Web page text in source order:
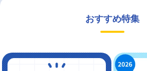
おすすめ特集